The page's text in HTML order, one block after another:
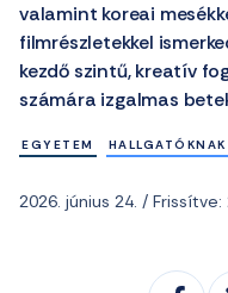
valamint koreai
filmrészletekkel
kezdő szintű, kreatív
számára izgalmas
EGYETEM HALLGATÓKNAK
2026. június 24. / Frissítve: